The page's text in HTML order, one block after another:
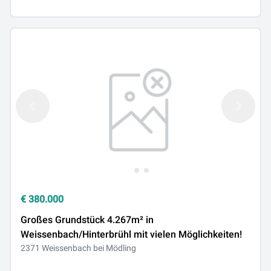
€ 380.000
Großes Grundstück 4.267m² in
Weissenbach/Hinterbrühl mit vielen Möglichkeiten!
2371 Weissenbach bei Mödling